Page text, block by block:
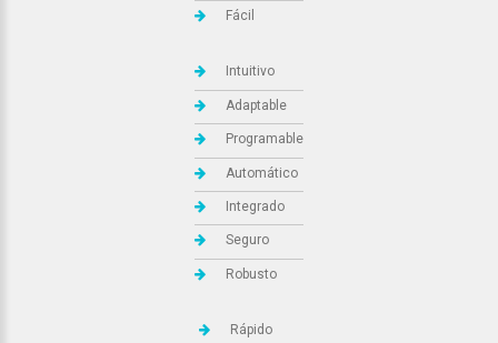
Fácil
Intuitivo
Adaptable
Programable
Automático
Integrado
Seguro
Robusto
Rápido